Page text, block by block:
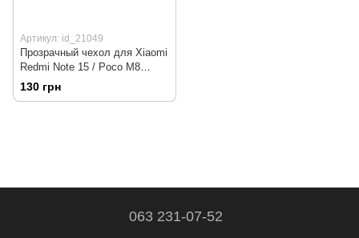
Артикул: id_21049
Прозрачный чехол для Xiaomi
Redmi Note 15 / Poco M8
ударопрочный силиконовый
Shockproof (бампер)
130 грн
063 231-07-52